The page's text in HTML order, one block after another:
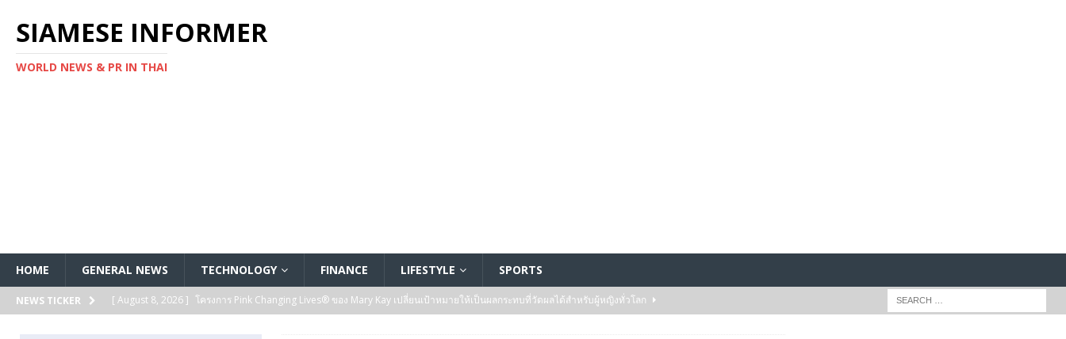
SIAMESE INFORMER
WORLD NEWS & PR IN THAI
HOME GENERAL NEWS TECHNOLOGY FINANCE LIFESTYLE SPORTS
NEWS TICKER [ August 8, 2026 ] โครงการ Pink Changing Lives® ของ Mary Kay เปลี่ยนเป้าหมายให้เป็นผลกระทบที่วัดผลได้สำหรับผู้หญิงทั่วโลก